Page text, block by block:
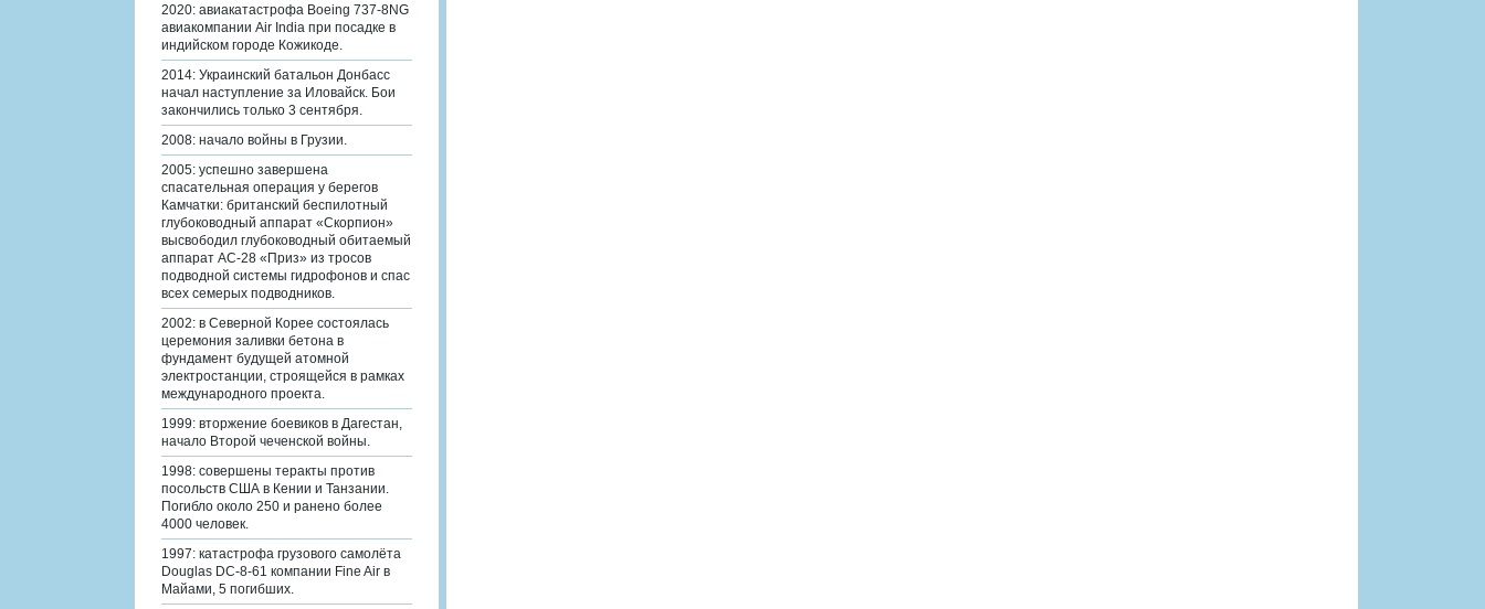
2020: авиакатастрофа Boeing 737-8NG
авиакомпании Air India при посадке в
индийском городе Кожикоде.
2014: Украинский батальон Донбасс
начал наступление за Иловайск. Бои
закончились только 3 сентября.
2008: начало войны в Грузии.
2005: успешно завершена
спасательная операция у берегов
Камчатки: британский беспилотный
глубоководный аппарат «Скорпион»
высвободил глубоководный обитаемый
аппарат АС-28 «Приз» из тросов
подводной системы гидрофонов и спас
всех семерых подводников.
2002: в Северной Корее состоялась
церемония заливки бетона в
фундамент будущей атомной
электростанции, строящейся в рамках
международного проекта.
1999: вторжение боевиков в Дагестан,
начало Второй чеченской войны.
1998: совершены теракты против
посольств США в Кении и Танзании.
Погибло около 250 и ранено более
4000 человек.
1997: катастрофа грузового самолёта
Douglas DC-8-61 компании Fine Air в
Майами, 5 погибших.